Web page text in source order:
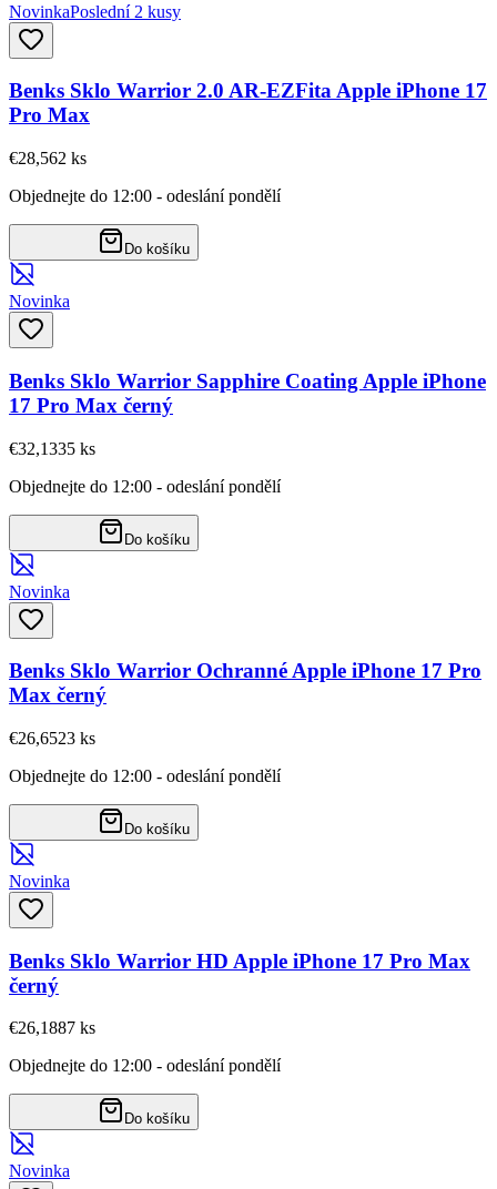
NovinkaPoslední 2 kusy
Benks Sklo Warrior 2.0 AR-EZFita Apple iPhone 17
Pro Max
€28,562 ks
Objednejte do 12:00 - odeslání pondělí
Do košíku
Novinka
Benks Sklo Warrior Sapphire Coating Apple iPhone
17 Pro Max černý
€32,1335 ks
Objednejte do 12:00 - odeslání pondělí
Do košíku
Novinka
Benks Sklo Warrior Ochranné Apple iPhone 17 Pro
Max černý
€26,6523 ks
Objednejte do 12:00 - odeslání pondělí
Do košíku
Novinka
Benks Sklo Warrior HD Apple iPhone 17 Pro Max
černý
€26,1887 ks
Objednejte do 12:00 - odeslání pondělí
Do košíku
Novinka